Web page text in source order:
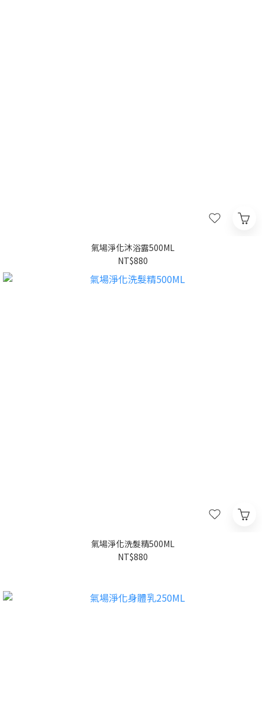
氣場淨化沐浴露500ML
NT$880
氣場淨化洗髮精500ML
NT$880